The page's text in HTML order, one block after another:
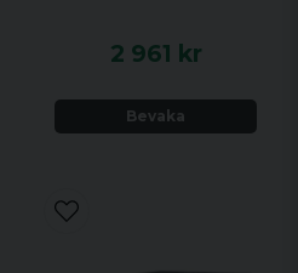
2 961 kr
Bevaka